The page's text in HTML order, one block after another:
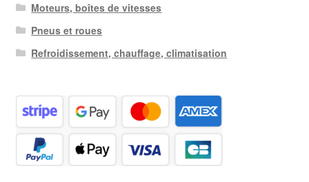
Moteurs, boîtes de vitesses
Pneus et roues
Refroidissement, chauffage, climatisation